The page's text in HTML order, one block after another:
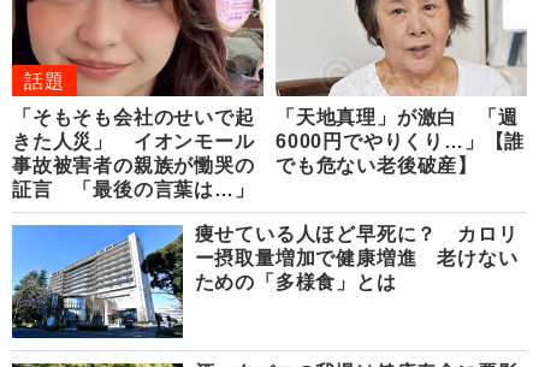
話題
「そもそも会社のせいで起
きた人災」 イオンモール
事故被害者の親族が慟哭の
証言 「最後の言葉は…」
「天地真理」が激白 「週
6000円でやりくり…」【誰
でも危ない老後破産】
痩せている人ほど早死に？ カロリ
ー摂取量増加で健康増進 老けない
ための「多様食」とは